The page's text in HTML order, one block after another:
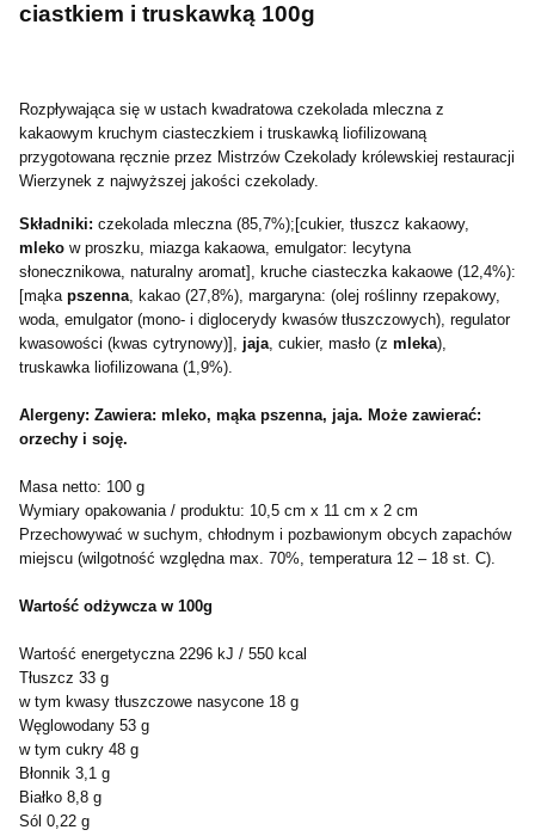
ciastkiem i truskawką 100g
Rozpływająca się w ustach kwadratowa czekolada mleczna z
kakaowym kruchym ciasteczkiem i truskawką liofilizowaną
przygotowana ręcznie przez Mistrzów Czekolady królewskiej restauracji
Wierzynek z najwyższej jakości czekolady.
Składniki: czekolada mleczna (85,7%);[cukier, tłuszcz kakaowy,
mleko w proszku, miazga kakaowa, emulgator: lecytyna
słonecznikowa, naturalny aromat], kruche ciasteczka kakaowe (12,4%):
[mąka pszenna , kakao (27,8%), margaryna: (olej roślinny rzepakowy,
woda, emulgator (mono- i diglocerydy kwasów tłuszczowych), regulator
kwasowości (kwas cytrynowy)],
jaja , cukier, masło (z mleka),
truskawka liofilizowana (1,9%).
Alergeny: Zawiera: mleko, mąka pszenna, jaja. Może zawierać:
orzechy i soję.
Masa netto: 100 g
Wymiary opakowania / produktu: 10,5 cm x 11 cm x 2 cm
Przechowywać w suchym, chłodnym i pozbawionym obcych zapachów
miejscu (wilgotność względna max. 70%, temperatura 12 – 18 st. C).
Wartość odżywcza w 100g
Wartość energetyczna 2296 kJ / 550 kcal
Tłuszcz 33 g
w tym kwasy tłuszczowe nasycone 18 g
Węglowodany 53 g
w tym cukry 48 g
Błonnik 3,1 g
Białko 8,8 g
Sól 0,22 g